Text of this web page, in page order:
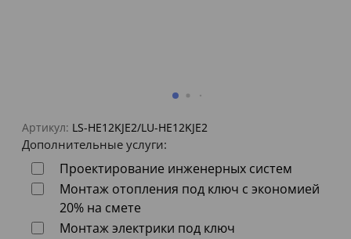
Артикул: LS-HE12KJE2/LU-HE12KJE2
Дополнительные услуги:
Проектирование инженерных систем
Монтаж отопления под ключ с экономией
20% на смете
Монтаж электрики под ключ